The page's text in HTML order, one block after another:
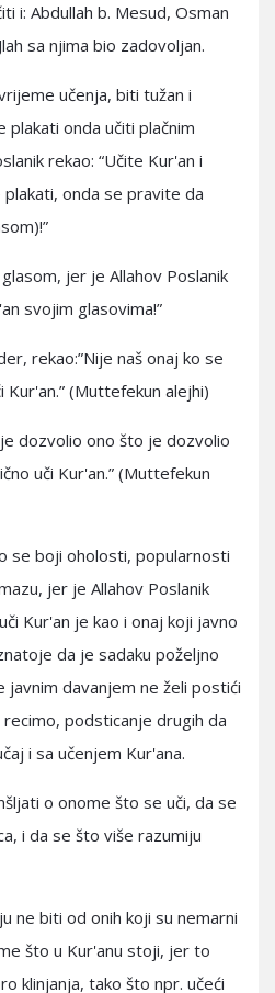
i: Abdullah b. Mesud, Osman
sa njima bio zadovoljan.
učenja, biti tužan i
plakati onda učiti plačnim
rekao: “Učite Kur'an i
onda se pravite da
jer je Allahov Poslanik
svojim glasovima!”
rekao:”Nije naš onaj ko se
(Muttefekun alejhi)
dozvolio ono što je dozvolio
uči Kur'an.” (Muttefekun
se boji oholosti, popularnosti
jer je Allahov Poslanik
Kur'an je kao i onaj koji javno
da je sadaku poželjno
davanjem ne želi postići
podsticanje drugih da
i sa učenjem Kur'ana.
o onome što se uči, da se
i da se što više razumiju
ne biti od onih koji su nemarni
što u Kur'anu stoji, jer to
klinjanja, tako što npr. učeći